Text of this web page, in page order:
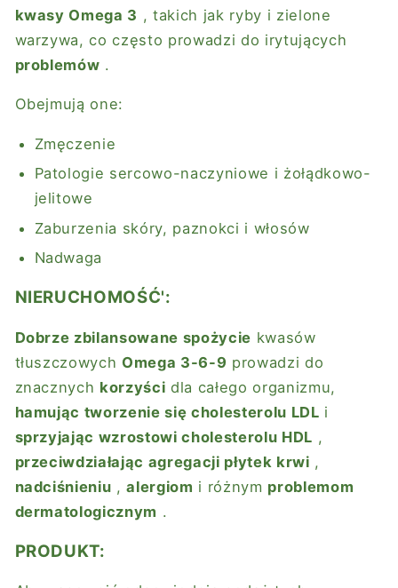
kwasy Omega 3 , takich jak ryby i zielone
warzywa, co często prowadzi do irytujących
problemów .
Obejmują one:
Zmęczenie
Patologie sercowo-naczyniowe i żołądkowo-
jelitowe
Zaburzenia skóry, paznokci i włosów
Nadwaga
NIERUCHOMOŚĆ':
Dobrze zbilansowane spożycie kwasów
tłuszczowych Omega 3-6-9 prowadzi do
znacznych korzyści dla całego organizmu,
hamując tworzenie się cholesterolu LDL i
sprzyjając wzrostowi cholesterolu HDL ,
przeciwdziałając agregacji płytek krwi ,
nadciśnieniu ,alergiom i różnym problemom
dermatologicznym .
PRODUKT: